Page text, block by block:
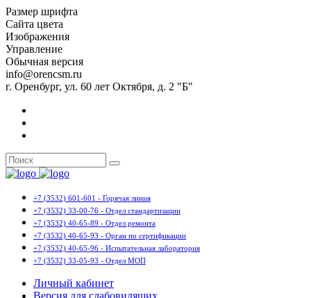
Размер шрифта
Сайта цвета
Изображения
Управление
Обычная версия
info@orencsm.ru
г. Оренбург, ул. 60 лет Октября, д. 2 "Б"
+7 (3532) 601-601 - Горячая линия
+7 (3532) 33-00-76 - Отдел стандартизации
+7 (3532) 40-65-89 - Отдел ремонта
+7 (3532) 40-65-93 - Орган по сертификации
+7 (3532) 40-65-96 - Испытательная лаборатория
+7 (3532) 33-05-93 - Отдел МОП
Личный кабинет
Версия для слабовидящих